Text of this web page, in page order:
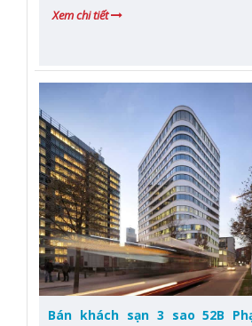
Xem chi tiết
Bán khách sạn 3 sao 52B